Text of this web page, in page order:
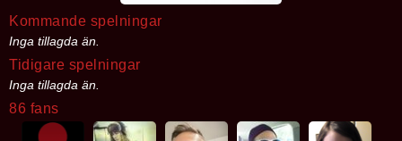
Kommande spelningar
Inga tillagda än.
Tidigare spelningar
Inga tillagda än.
86 fans